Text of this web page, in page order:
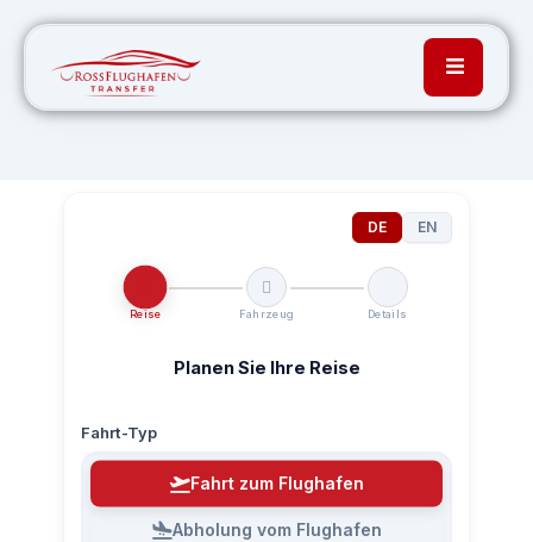
DE EN
Reise Fahrzeug Details
Planen Sie Ihre Reise
Fahrt-Typ
Fahrt zum Flughafen
Abholung vom Flughafen